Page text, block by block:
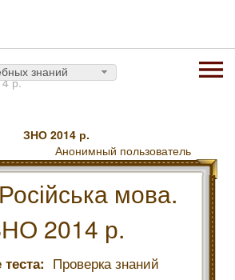
знаний
р.
ЗНО 2014 р.
Анонимный пользователь
мова.
2014 р.
Проверка знаний